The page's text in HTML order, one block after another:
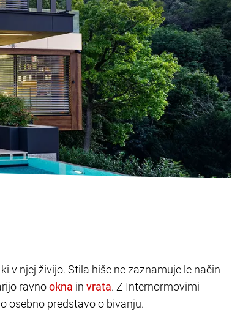
v njej živijo. Stila hiše ne zaznamuje le način
ravno
in
. Z Internormovimi
osebno predstavo o bivanju.